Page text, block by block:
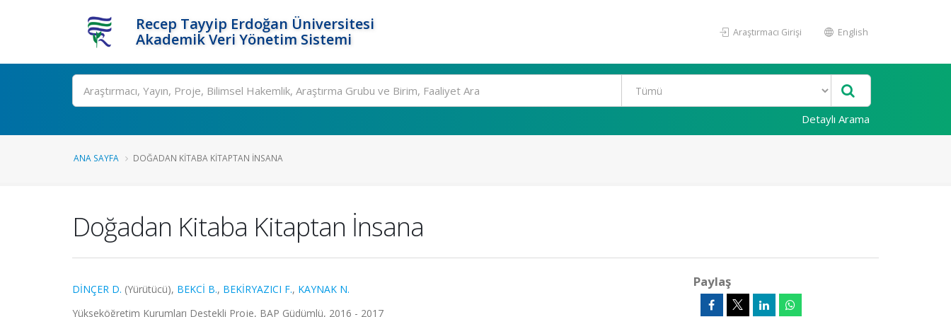
Recep Tayyip Erdoğan Üniversitesi
Akademik Veri Yönetim Sistemi
Araştırmacı Girişi English
Ara
Detaylı Arama
ANA SAYFA DOĞADAN KITABA KITAPTAN İNSANA
Doğadan Kitaba Kitaptan İnsana
DİNÇER D. (Yürütücü), BEKCİ B., BEKİRYAZICI F., KAYNAK N.
Yükseköğretim Kurumları Destekli Proje, BAP Güdümlü, 2016 - 2017
Paylaş